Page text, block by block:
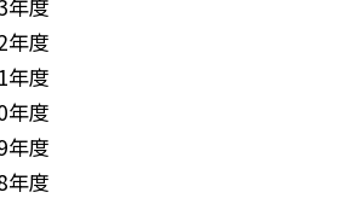
年度
年度
年度
年度
年度
年度